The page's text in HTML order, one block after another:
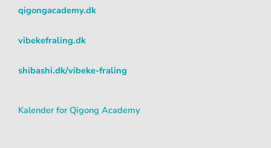
r
a
m
o
k
qigongacademy.dk
vibekefraling.dk
shibashi.dk/vibeke-fraling
Kalender for Qigong Academy